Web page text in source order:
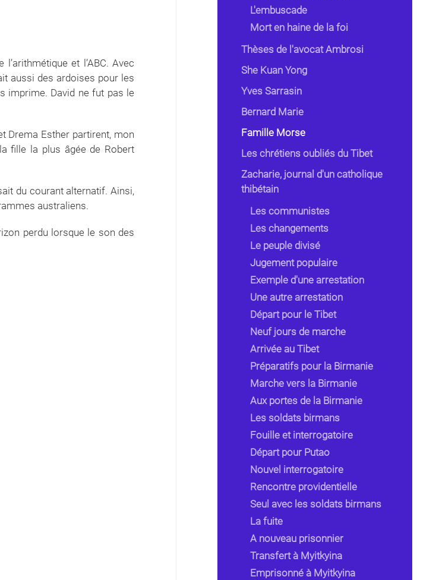
et l’ABC. Avec
aussi des ardoises pour les
imprime. David ne fut pas le
Drema Esther partirent, mon
fille la plus âgée de Robert
du courant alternatif. Ainsi,
australiens.
perdu lorsque le son des
L'embuscade
Mort en haine de la foi
Thèses de l'avocat Ambrosi
She Kuan Yong
Yves Sarrasin
Bernard Marie
Famille Morse
Les chrétiens oubliés du Tibet
Zacharie, journal d'un catholique
thibétain
Les communistes
Les changements
Le peuple divisé
Jugement populaire
Exemple d'une arrestation
Une autre arrestation
Départ pour le Tibet
Neuf jours de marche
Arrivée au Tibet
Préparatifs pour la Birmanie
Marche vers la Birmanie
Aux portes de la Birmanie
Les soldats birmans
Fouille et interrogatoire
Départ pour Putao
Nouvel interrogatoire
Rencontre providentielle
Seul avec les soldats birmans
La fuite
A nouveau prisonnier
Transfert à Myitkyina
Emprisonné à Myitkyina